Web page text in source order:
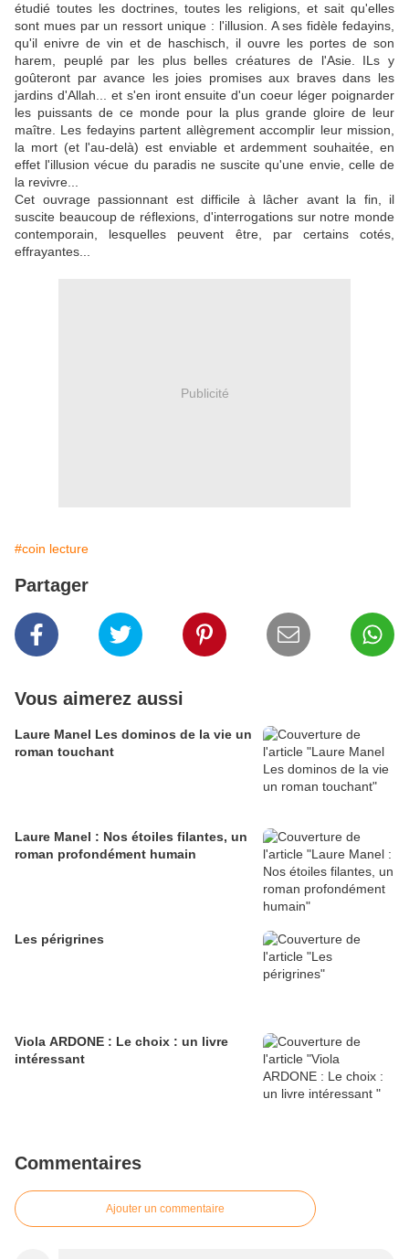
étudié toutes les doctrines, toutes les religions, et sait qu'elles
sont mues par un ressort unique : l'illusion. A ses fidèle fedayins,
qu'il enivre de vin et de haschisch, il ouvre les portes de son
harem, peuplé par les plus belles créatures de l'Asie. ILs y
goûteront par avance les joies promises aux braves dans les
jardins d'Allah... et s'en iront ensuite d'un coeur léger poignarder
les puissants de ce monde pour la plus grande gloire de leur
maître. Les fedayins partent allègrement accomplir leur mission,
la mort (et l'au-delà) est enviable et ardemment souhaitée, en
effet l'illusion vécue du paradis ne suscite qu'une envie, celle de
la revivre...
Cet ouvrage passionnant est difficile à lâcher avant la fin, il
suscite beaucoup de réflexions, d'interrogations sur notre monde
contemporain, lesquelles peuvent être, par certains cotés,
effrayantes...
Publicité
#coin lecture
Partager
Vous aimerez aussi
Laure Manel Les dominos de la vie un
roman touchant
Laure Manel : Nos étoiles filantes, un
roman profondément humain
Les périgrines
Viola ARDONE : Le choix : un livre
intéressant
Commentaires
Ajouter un commentaire